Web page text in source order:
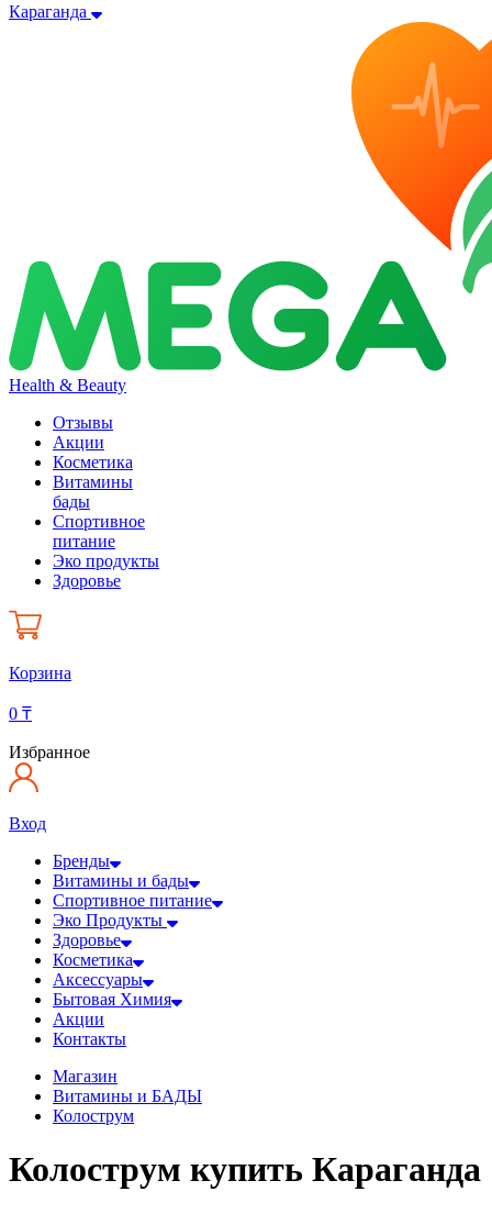
Караганда
Health & Beauty
Отзывы
Акции
Косметика
Витамины
бады
Спортивное
питание
Эко продукты
Здоровье
Корзина
0 ₸
Избранное
Вход
Бренды
Витамины и бады
Спортивное питание
Эко Продукты
Здоровье
Косметика
Аксессуары
Бытовая Химия
Акции
Контакты
Магазин
Витамины и БАДЫ
Колострум
Колострум купить Караганда